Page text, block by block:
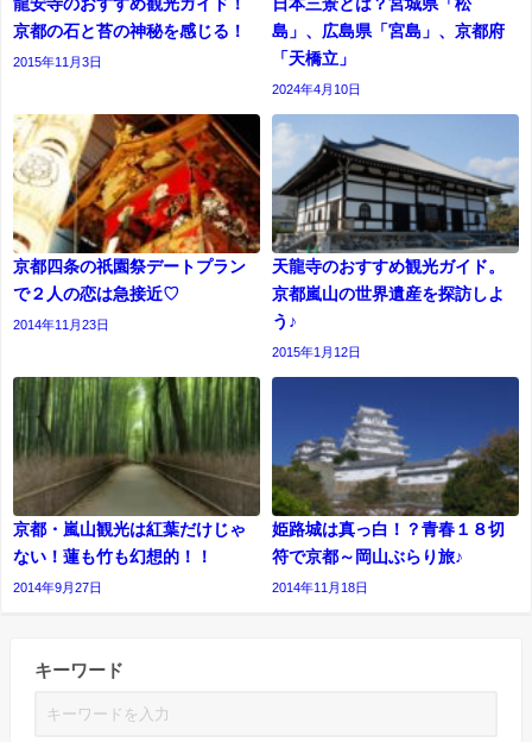
龍安寺のおすすめ観光ガイド！
京都の石と苔の神秘を感じる！
2015年11月3日
日本三景とは？宮城県「松
島」、広島県「宮島」、京都府
「天橋立」
2024年4月10日
京都四条の祇園祭デートプラン
で２人の恋は急接近♡
2014年11月23日
天龍寺のおすすめ観光ガイド。
京都嵐山の世界遺産を探訪しよ
う♪
2015年1月12日
京都・嵐山観光は紅葉だけじゃ
ない！蓮も竹も幻想的！！
2014年9月27日
姫路城は真っ白！？青春１８切
符で京都～岡山ぶらり旅♪
2014年11月18日
キーワード